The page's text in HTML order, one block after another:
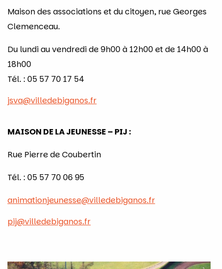
Maison des associations et du citoyen, rue Georges
Clemenceau.
Du lundi au vendredi de 9h00 à 12h00 et de 14h00 à
18h00
Tél. : 05 57 70 17 54
jsva@villedebiganos.fr
MAISON DE LA JEUNESSE – PIJ :
Rue Pierre de Coubertin
Tél. : 05 57 70 06 95
animationjeunesse@villedebiganos.fr
pij@villedebiganos.fr